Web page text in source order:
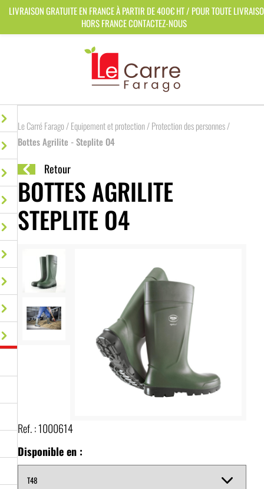
Le Carré Farago/Equipement et protection/Protection des personnes/
Bottes Agrilite - Steplite O4
Retour
BOTTES AGRILITE
STEPLITE O4
Ref. :1000614
Disponible en :
LIVRAISON GRATUITE EN FRANCE À PARTIR DE 400€ HT / POUR TOUTE
HORS FRANCE CONTACTEZ-NOUS
Panneau de gestion des cookies